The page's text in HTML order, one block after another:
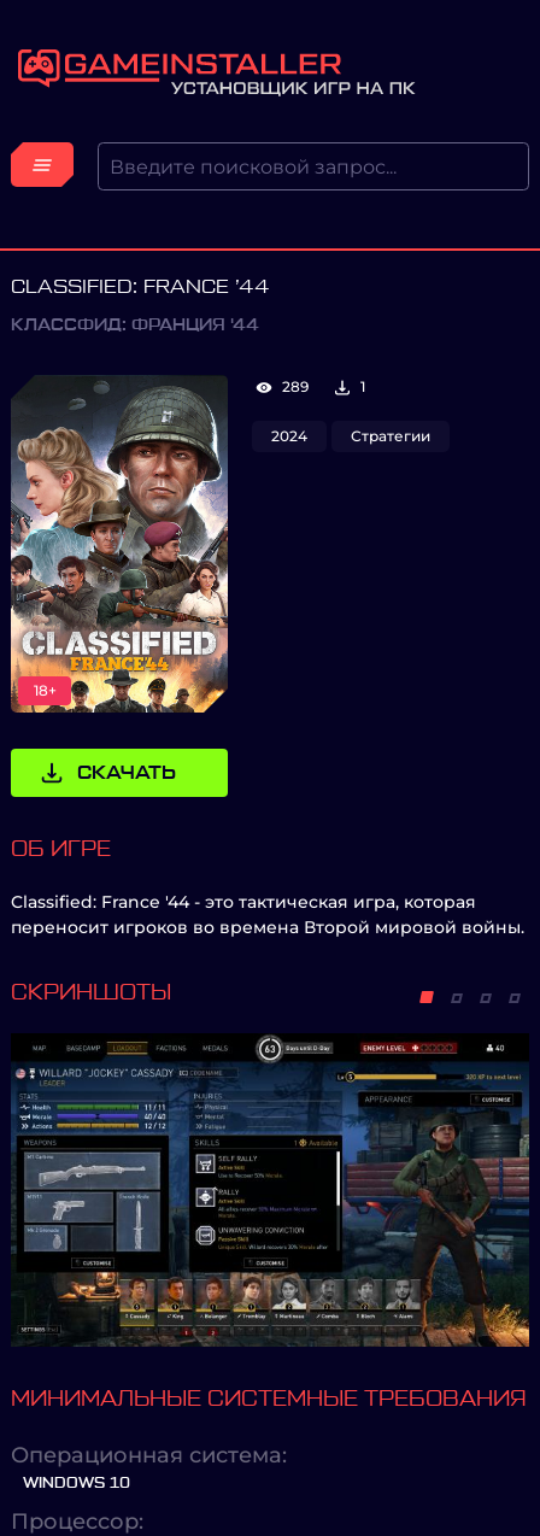
CLASSIFIED: FRANCE ’44
КЛАССФИД: ФРАНЦИЯ '44
18+
СКАЧАТЬ
289 1
2024 Стратегии
ОБ ИГРЕ
Classified: France '44 - это тактическая игра, которая
переносит игроков во времена Второй мировой войны.
СКРИНШОТЫ
МИНИМАЛЬНЫЕ СИСТЕМНЫЕ ТРЕБОВАНИЯ
Операционная система:
WINDOWS 10
Процессор: